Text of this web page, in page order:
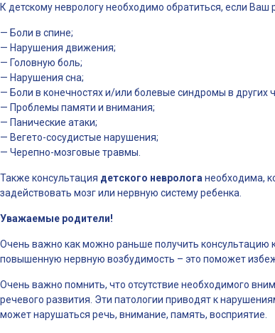
К детскому неврологу необходимо обратиться, если Ваш
— Боли в спине;
— Нарушения движения;
— Головную боль;
— Нарушения сна;
— Боли в конечностях и/или болевые синдромы в других
— Проблемы памяти и внимания;
— Панические атаки;
— Вегето-сосудистые нарушения;
— Черепно-мозговые травмы.
Также консультация детского невролога необходима,
задействовать мозг или нервную систему ребенка.
Уважаемые родители!
Очень важно как можно раньше получить консультацию
повышенную нервную возбудимость – это поможет
Очень важно помнить, что отсутствие необходимого
речевого развития. Эти патологии приводят к
может нарушаться речь, внимание, память, восприятие.